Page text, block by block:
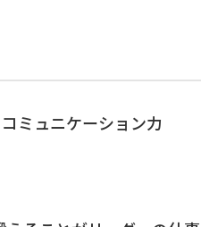
ミュニケーション力